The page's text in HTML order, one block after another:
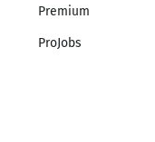
Premium
ProJobs